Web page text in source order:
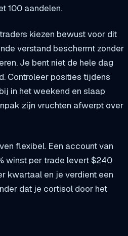
100 aandelen.
kiezen bewust voor dit
verstand beschermt zonder
Je bent niet de hele dag
Controleer posities tijdens
in het weekend en slaap
zijn vruchten afwerpt over
flexibel. Een account van
winst per trade levert $240
kwartaal en je verdient een
dat je cortisol door het